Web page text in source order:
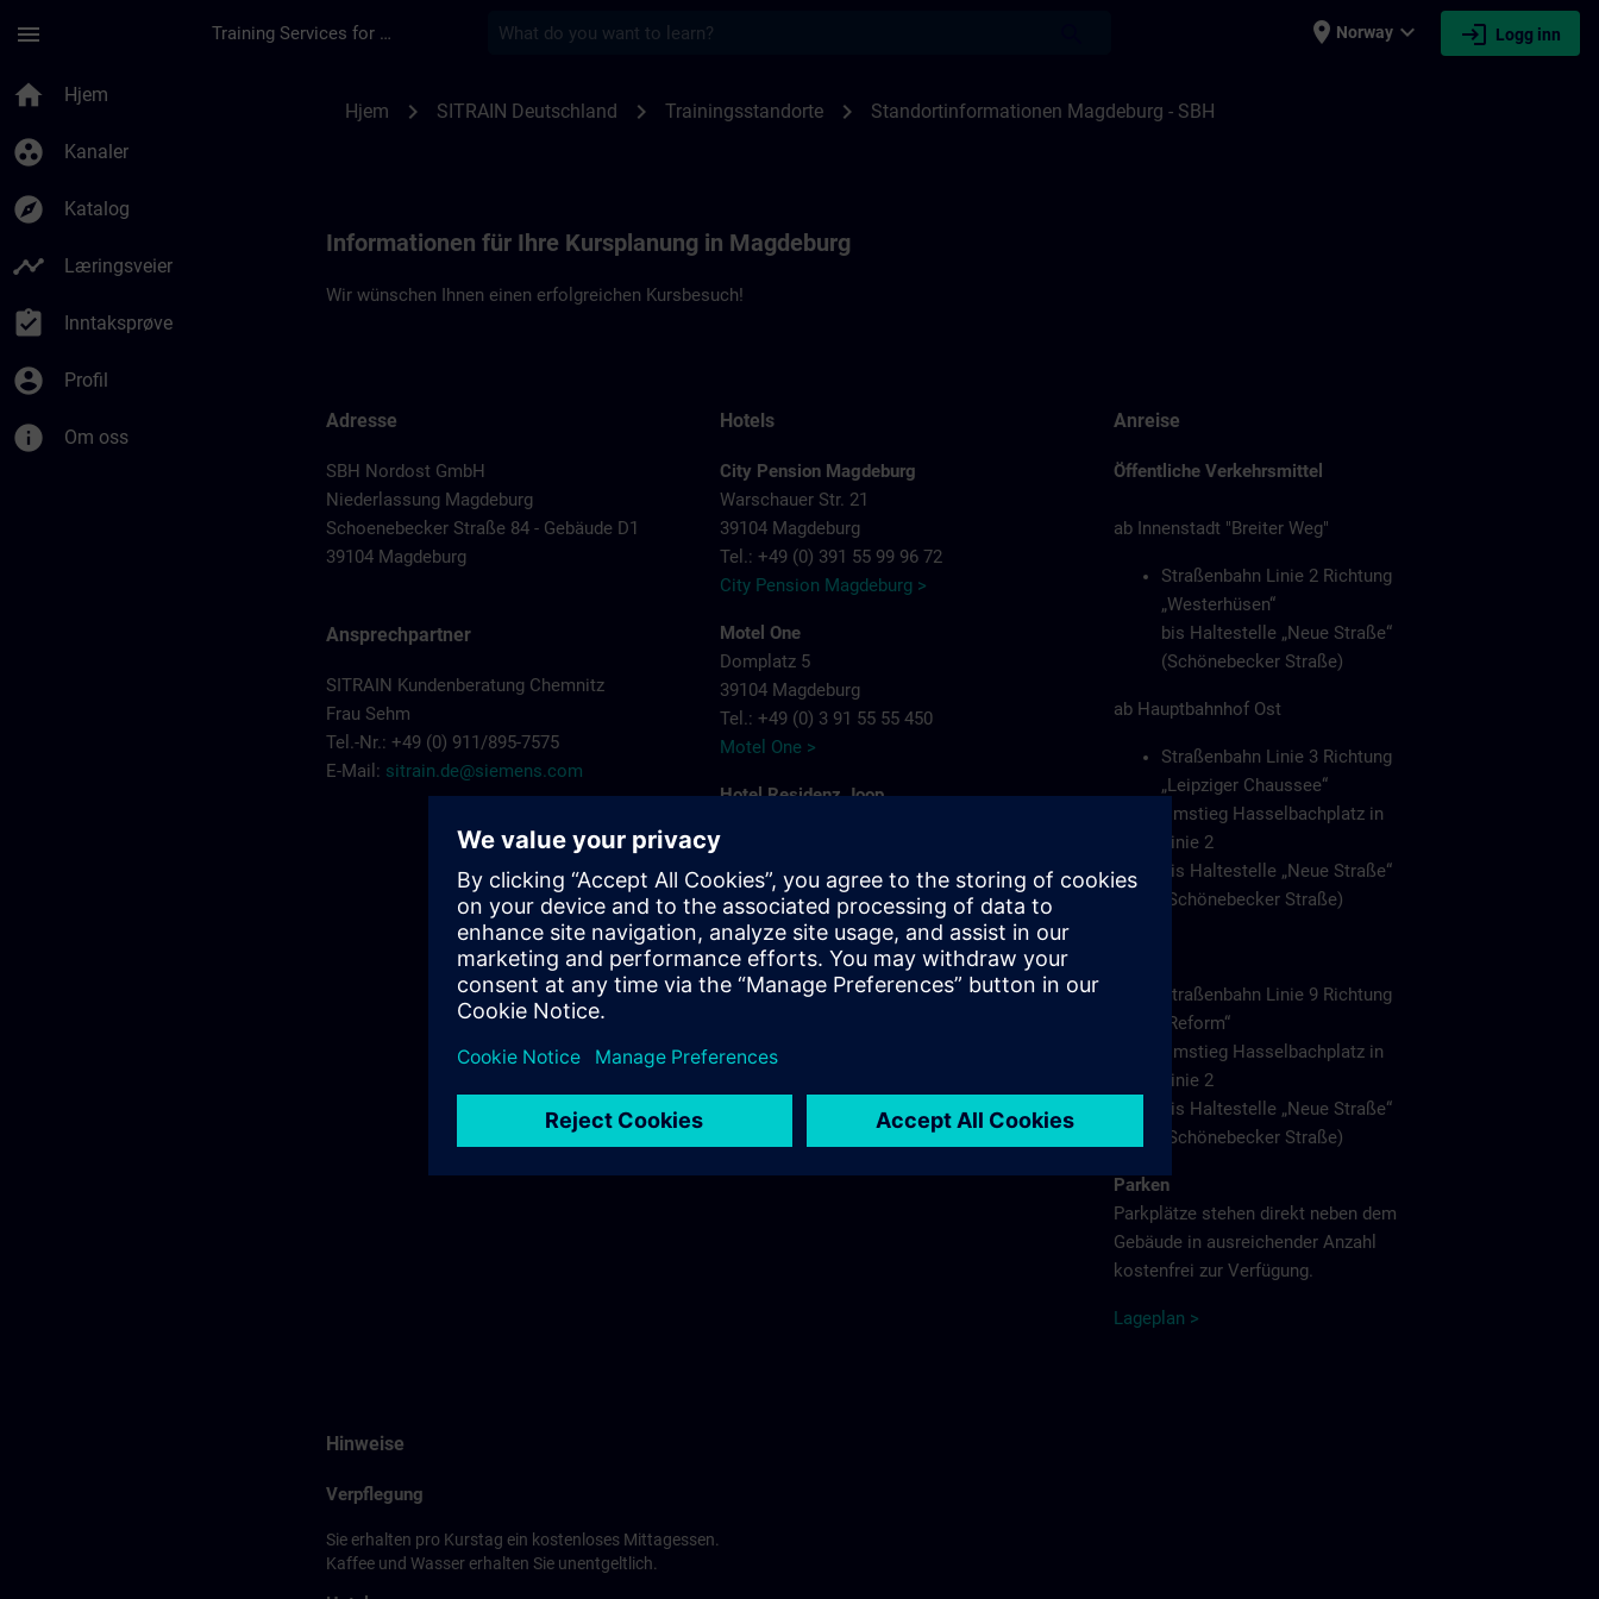
menu Training Services for Digital Industries place Norway expand_more login Logg inn
home Hjem
group_work Kanaler
explore Katalog
timeline Læringsveier
assignment_turned_in Inntaksprøve
account_circle Profil
info Om oss
Hjem chevron_right SITRAIN Deutschland chevron_right Trainingsstandorte chevron_right Standortinformationen Magdeburg - SBH
Informationen für Ihre Kursplanung in Magdeburg
Wir wünschen Ihnen einen erfolgreichen Kursbesuch!
Adresse
SBH Nordost GmbH
Niederlassung Magdeburg
Schoenebecker Straße 84 - Gebäude D1
39104 Magdeburg
Ansprechpartner
SITRAIN Kundenberatung Chemnitz
Frau Sehm
Tel.-Nr.: +49 (0) 911/895-7575
E-Mail: sitrain.de@siemens.com
Hotels
City Pension Magdeburg
Warschauer Str. 21
39104 Magdeburg
Tel.: +49 (0) 391 55 99 96 72
City Pension Magdeburg >
Motel One
Domplatz 5
39104 Magdeburg
Tel.: +49 (0) 3 91 55 55 450
Motel One >
Hotel Residenz Joop
Tel.: +49 (0) 3 91 6 26 20
Hotel Residenz Joop >
Maritim Hotel Magdeburg
Otto-von-Guericke-Straße 87
Maritim Hotel >
Anreise
Öffentliche Verkehrsmittel
ab Innenstadt "Breiter Weg"
Straßenbahn Linie 2 Richtung
„Westerhüsen“
bis Haltestelle „Neue Straße“
(Schönebecker Straße)
ab Hauptbahnhof Ost
Straßenbahn Linie 3 Richtung
„Leipziger Chaussee“
Umstieg Hasselbachplatz in
Linie 2
bis Haltestelle „Neue Straße“
(Schönebecker Straße)
Straßenbahn Linie 9 Richtung
„Reform“
Umstieg Hasselbachplatz in
Linie 2
bis Haltestelle „Neue Straße“
(Schönebecker Straße)
Parken
Parkplätze stehen direkt neben dem
Gebäude in ausreichender Anzahl
kostenfrei zur Verfügung.
Lagep lan >
Hinweise
Verpflegung
Sie erhalten pro Kurstag ein kostenloses Mittagessen.
Kaffee und Wasser erhalten Sie unentgeltlich.